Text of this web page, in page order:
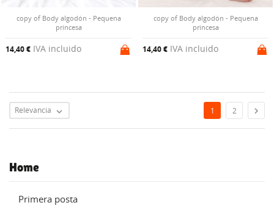
Home
Primera posta
copy of Body algodón - Pequena
princesa
14,40 € IVA incluido
copy of Body algodón - Pequena
princesa
14,40 € IVA incluido
Relevancia  1 2 